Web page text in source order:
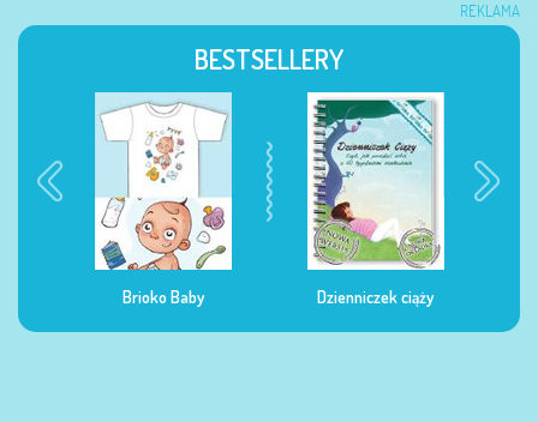
REKLAMA
BESTSELLERY
Dzienniczek ciąży Dzienniczek żywienia